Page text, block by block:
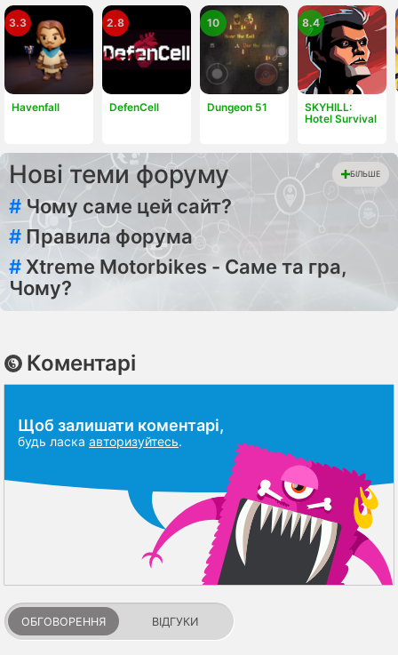
Havenfall
3.3
DefenCell
2.8
Dungeon 51
10
SKYHILL:
Hotel Survival
8.4
Нові теми форуму БІЛЬШЕ
# Чому саме цей сайт?
# Правила форума
# Xtreme Motorbikes - Саме та гра,
Чому?
Коментарі
Щоб залишати коментарі,
будь ласка авторизуйтесь.
ОБГОВОРЕННЯ ВІДГУКИ